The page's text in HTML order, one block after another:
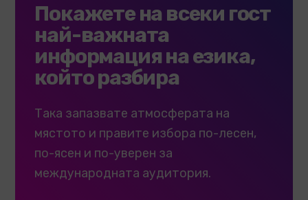
Покажете на всеки гост
най-важната
информация на езика,
който разбира
Така запазвате атмосферата на
мястото и правите избора по-лесен,
по-ясен и по-уверен за
международната аудитория.